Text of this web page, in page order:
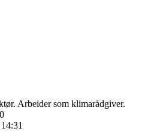
Arbeider som klimarådgiver.